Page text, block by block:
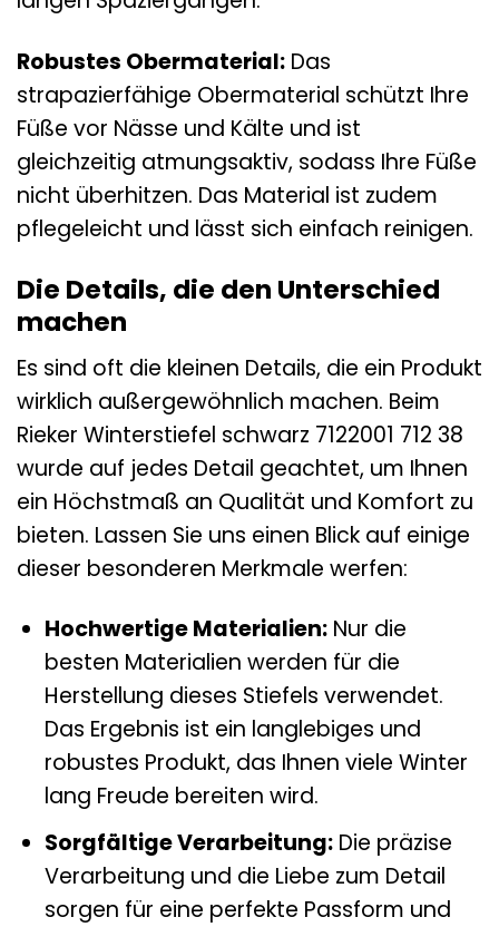
Robustes Obermaterial: Das
strapazierfähige Obermaterial schützt Ihre
Füße vor Nässe und Kälte und ist
gleichzeitig atmungsaktiv, sodass Ihre Füße
nicht überhitzen. Das Material ist zudem
pflegeleicht und lässt sich einfach reinigen.
Die Details, die den Unterschied
machen
Es sind oft die kleinen Details, die ein Produkt
wirklich außergewöhnlich machen. Beim
Rieker Winterstiefel schwarz 7122001 712 38
wurde auf jedes Detail geachtet, um Ihnen
ein Höchstmaß an Qualität und Komfort zu
bieten. Lassen Sie uns einen Blick auf einige
dieser besonderen Merkmale werfen:
Hochwertige Materialien:Nur die
besten Materialien werden für die
Herstellung dieses Stiefels verwendet.
Das Ergebnis ist ein langlebiges und
robustes Produkt, das Ihnen viele Winter
lang Freude bereiten wird.
Sorgfältige Verarbeitung:Die präzise
Verarbeitung und die Liebe zum Detail
sorgen für eine perfekte Passform und